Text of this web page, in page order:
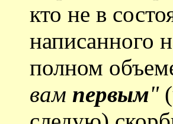
кто не в
написанного
полном
вам первым"